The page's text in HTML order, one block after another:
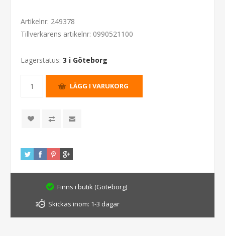
Artikelnr: 249378
Tillverkarens artikelnr: 0990521100
Lagerstatus: 3 i Göteborg
Finns i butik (Göteborg)
Skickas inom: 1-3 dagar